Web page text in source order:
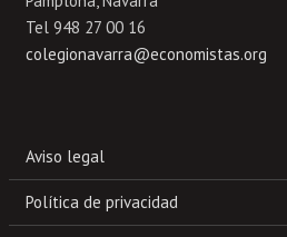
Tel 948 27 00 16
colegionavarra@economistas.org
Aviso legal
Política de privacidad